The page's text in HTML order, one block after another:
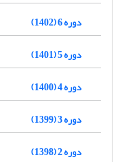
دوره 6 (1402)
دوره 5 (1401)
دوره 4 (1400)
دوره 3 (1399)
دوره 2 (1398)